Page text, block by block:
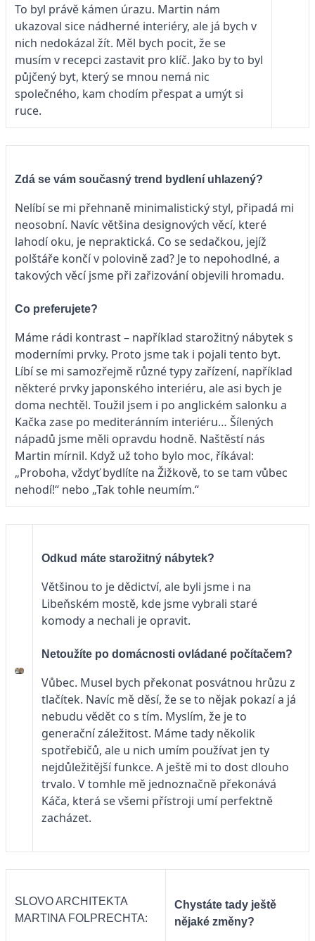
To byl právě kámen úrazu. Martin nám
ukazoval sice nádherné interiéry, ale já bych v
nich nedokázal žít. Měl bych pocit, že se
musím v recepci zastavit pro klíč. Jako by to byl
půjčený byt, který se mnou nemá nic
společného, kam chodím přespat a umýt si
ruce.
Zdá se vám současný trend bydlení uhlazený?
Nelíbí se mi přehnaně minimalistický styl, připadá mi
neosobní. Navíc většina designových věcí, které
lahodí oku, je nepraktická. Co se sedačkou, jejíž
polštáře končí v polovině zad? Je to nepohodlné, a
takových věcí jsme při zařizování objevili hromadu.
Co preferujete?
Máme rádi kontrast – například starožitný nábytek s
moderními prvky. Proto jsme tak i pojali tento byt.
Líbí se mi samozřejmě různé typy zařízení, například
některé prvky japonského interiéru, ale asi bych je
doma nechtěl. Toužil jsem i po anglickém salonku a
Kačka zase po mediteránním interiéru… Šílených
nápadů jsme měli opravdu hodně. Naštěstí nás
Martin mírnil. Když už toho bylo moc, říkával:
„Proboha, vždyť bydlíte na Žižkově, to se tam vůbec
nehodí!“ nebo „Tak tohle neumím.“
Odkud máte starožitný nábytek?
Většinou to je dědictví, ale byli jsme i na
Libeňském mostě, kde jsme vybrali staré
komody a nechali je opravit.
Netoužíte po domácnosti ovládané počítačem?
Vůbec. Musel bych překonat posvátnou hrůzu z
tlačítek. Navíc mě děsí, že se to nějak pokazí a já
nebudu vědět co s tím. Myslím, že je to
generační záležitost. Máme tady několik
spotřebičů, ale u nich umím používat jen ty
nejdůležitější funkce. A ještě mi to dost dlouho
trvalo. V tomhle mě jednoznačně překonává
Káča, která se všemi přístroji umí perfektně
zacházet.
SLOVO ARCHITEKTA
MARTINA FOLPRECHTA:
Chystáte tady ještě
nějaké změny?